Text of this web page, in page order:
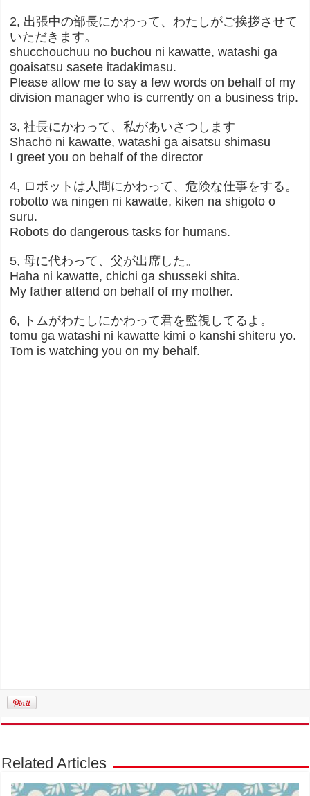
2, 出張中の部長にかわって、わたしがご挨拶させて
いただきます。
shucchouchuu no buchou ni kawatte, watashi ga
goaisatsu sasete itadakimasu.
Please allow me to say a few words on behalf of my
division manager who is currently on a business trip.
3, 社長にかわって、私があいさつします
Shachō ni kawatte, watashi ga aisatsu shimasu
I greet you on behalf of the director
4, ロボットは人間にかわって、危険な仕事をする。
robotto wa ningen ni kawatte, kiken na shigoto o
suru.
Robots do dangerous tasks for humans.
5, 母に代わって、父が出席した。
Haha ni kawatte, chichi ga shusseki shita.
My father attend on behalf of my mother.
6, トムがわたしにかわって君を監視してるよ。
tomu ga watashi ni kawatte kimi o kanshi shiteru yo.
Tom is watching you on my behalf.
Related Articles